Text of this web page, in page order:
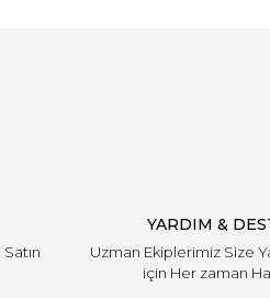
YARDIM &
Uzman Ekiplerimiz Size
için Her zaman